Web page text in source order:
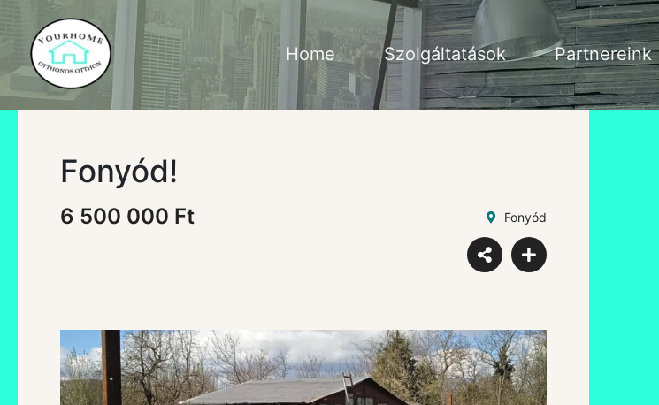
content
Home Szolgáltatások Partnereink
Fonyód!
6 500 000 Ft Fonyód